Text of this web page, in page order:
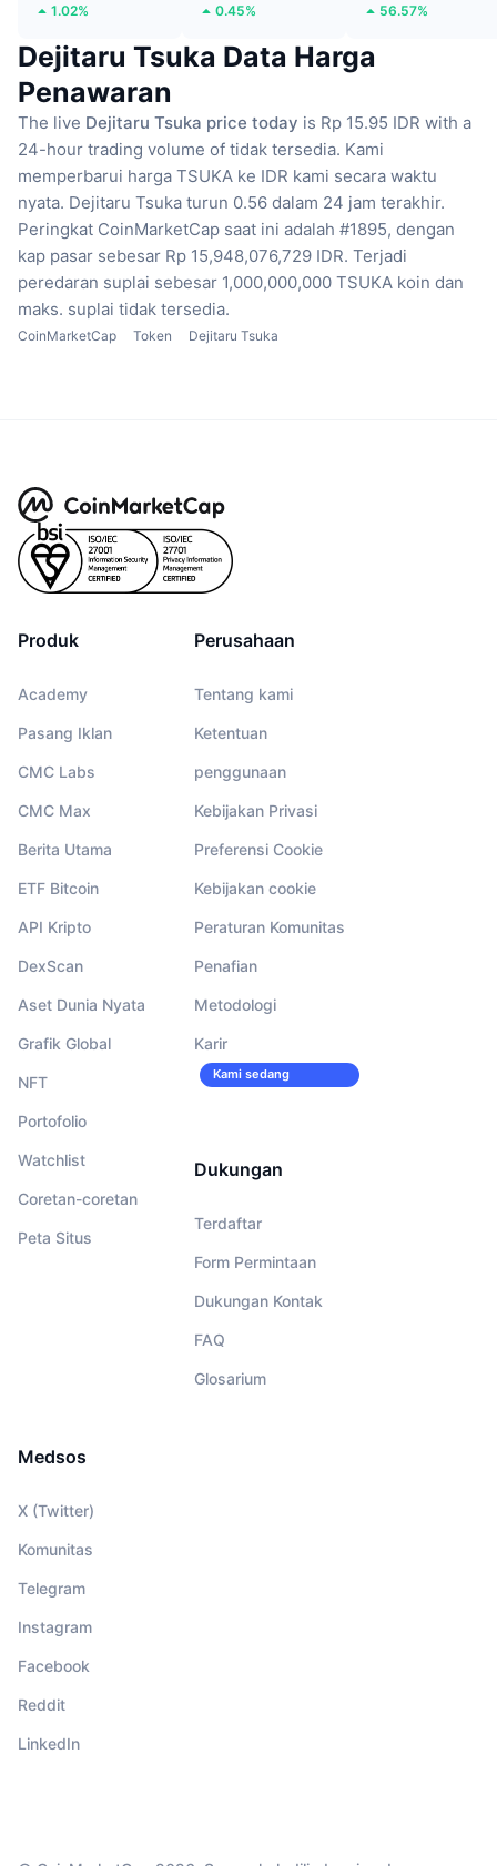
1.02% 0.45% 56.57%
Dejitaru Tsuka Data Harga
Penawaran
The live Dejitaru Tsuka price today is Rp 15.95 IDR with a
24-hour trading volume of tidak tersedia. Kami
memperbarui harga TSUKA ke IDR kami secara waktu
nyata. Dejitaru Tsuka turun 0.56 dalam 24 jam terakhir.
Peringkat CoinMarketCap saat ini adalah #1895, dengan
kap pasar sebesar Rp 15,948,076,729 IDR. Terjadi
peredaran suplai sebesar 1,000,000,000 TSUKA koin dan
maks. suplai tidak tersedia.
CoinMarketCap Token Dejitaru Tsuka
Produk
Academy
Pasang Iklan
CMC Labs
CMC Max
Berita Utama
ETF Bitcoin
API Kripto
DexScan
Aset Dunia Nyata
Grafik Global
NFT
Portofolio
Watchlist
Coretan-coretan
Peta Situs
Perusahaan
Tentang kami
Ketentuan
penggunaan
Kebijakan Privasi
Preferensi Cookie
Kebijakan cookie
Peraturan Komunitas
Penafian
Metodologi
Karir
Kami sedang
Dukungan
Terdaftar
Form Permintaan
Dukungan Kontak
FAQ
Glosarium
Medsos
X (Twitter)
Komunitas
Telegram
Instagram
Facebook
Reddit
LinkedIn